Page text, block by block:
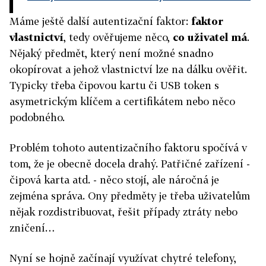
Máme ještě další autentizační faktor: faktor
vlastnictví, tedy ověřujeme něco, co uživatel má.
Nějaký předmět, který není možné snadno
okopírovat a jehož vlastnictví lze na dálku ověřit.
Typicky třeba čipovou kartu či USB token s
asymetrickým klíčem a certifikátem nebo něco
podobného.
Problém tohoto autentizačního faktoru spočívá v
tom, že je obecně docela drahý. Patřičné zařízení -
čipová karta atd. - něco stojí, ale náročná je
zejména správa. Ony předměty je třeba uživatelům
nějak rozdistribuovat, řešit případy ztráty nebo
zničení…
Nyní se hojně začínají využívat chytré telefony,